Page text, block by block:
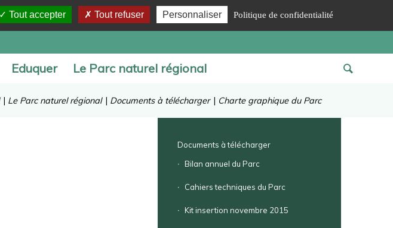
Eduquer Le Parc naturel régional
| Le Parc naturel régional | Documents à télécharger | Charte graphique du Parc
Documents à télécharger
Bilan annuel du Parc
Cahiers techniques du Parc
Kit insertion novembre 2015
Tout accepter Tout refuser Personnaliser Politique de confidentialité